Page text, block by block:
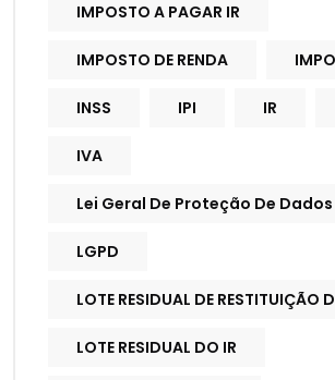
IMPOSTO A PAGAR IR
IMPOSTO DE RENDA
INSS IPI IR
IVA
Lei Geral De Proteção De Dados
LGPD
LOTE RESIDUAL DE RESTITUIÇÃO
LOTE RESIDUAL DO IR